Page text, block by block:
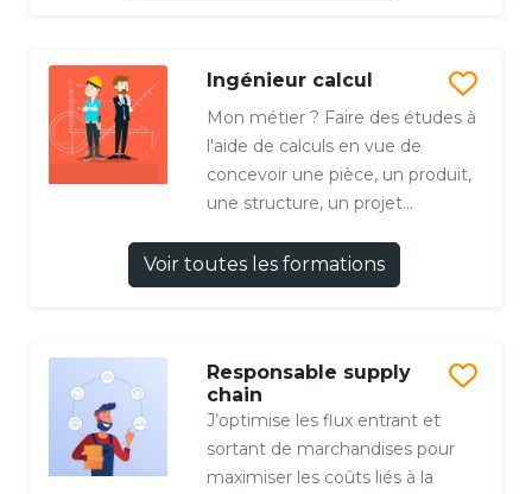
Ingénieur calcul
Mon métier ? Faire des études à
l'aide de calculs en vue de
concevoir une pièce, un produit,
une structure, un projet...
Voir toutes les formations
Responsable supply
chain
J’optimise les flux entrant et
sortant de marchandises pour
maximiser les coûts liés à la